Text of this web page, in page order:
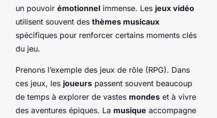
un pouvoir émotionnel immense. Les jeux vidéo
utilisent souvent des thèmes musicaux
spécifiques pour renforcer certains moments clés
du jeu.
Prenons l’exemple des jeux de rôle (RPG). Dans
ces jeux, les joueurs passent souvent beaucoup
de temps à explorer de vastes mondes et à vivre
des aventures épiques. La musique accompagne